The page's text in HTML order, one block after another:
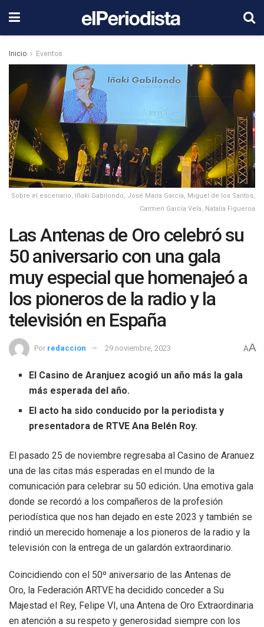
Inicio Eventos
Sobre el escenario, Iñaki Gabilondo, José María García, Miguel de los Santos,
Carmen García Vela, Natalia Figueroa
Las Antenas de Oro celebró su
50 aniversario con una gala
muy especial que homenajeó a
los pioneros de la radio y la
televisión en España
Por redaccion 29 noviembre, 2023 AA
El Casino de Aranjuez acogió un año más la gala
más esperada del año.
El acto ha sido conducido por la periodista y
presentadora de RTVE Ana Belén Roy.
El pasado 25 de noviembre regresaba al Casino de Aranuez
una de las citas más esperadas en el mundo de la
comunicación para celebrar su 50 edición. Una emotiva gala
donde se recordó a los compañeros de la profesión
periodística que nos han dejado en este 2023 y también se
rindió un merecido homenaje a los pioneros de la radio y la
televisión con la entrega de un galardón extraordinario.
Coincidiendo con el 50º aniversario de las Antenas de
Oro, la Federación ARTVE ha decidido conceder a Su
Majestad el Rey, Felipe VI, una Antena de Oro Extraordinaria
en atención a su respeto y generosidad siempre con los